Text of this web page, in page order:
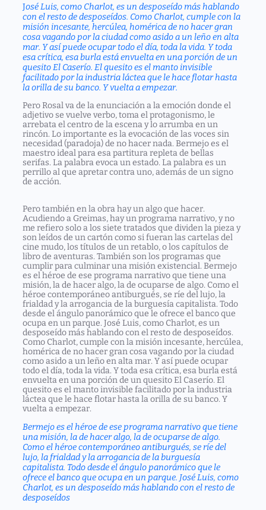
José Luis, como Charlot, es un desposeído más hablando
con el resto de desposeídos. Como Charlot, cumple con la
misión incesante, hercúlea, homérica de no hacer gran
cosa vagando por la ciudad como asido a un leño en alta
mar. Y así puede ocupar todo el día, toda la vida. Y toda
esa crítica, esa burla está envuelta en una porción de un
quesito El Caserío. El quesito es el manto invisible
facilitado por la industria láctea que le hace flotar hasta
la orilla de su banco. Y vuelta a empezar.
Pero Rosal va de la enunciación a la emoción donde el
adjetivo se vuelve verbo, toma el protagonismo, le
arrebata el centro de la escena y lo arrumba en un
rincón. Lo importante es la evocación de las voces sin
necesidad (paradoja) de no hacer nada. Bermejo es el
maestro ideal para esa partitura repleta de bellas
serifas. La palabra evoca un estado. La palabra es un
perrillo al que apretar contra uno, además de un signo
de acción.
Pero también en la obra hay un algo que hacer.
Acudiendo a Greimas, hay un programa narrativo, y no
me refiero solo a los siete tratados que dividen la pieza y
son leídos de un cartón como si fueran las cartelas del
cine mudo, los títulos de un retablo, o los capítulos de
libro de aventuras. También son los programas que
cumplir para culminar una misión existencial. Bermejo
es el héroe de ese programa narrativo que tiene una
misión, la de hacer algo, la de ocuparse de algo. Como el
héroe contemporáneo antiburgués, se ríe del lujo, la
frialdad y la arrogancia de la burguesía capitalista. Todo
desde el ángulo panorámico que le ofrece el banco que
ocupa en un parque. José Luis, como Charlot, es un
desposeído más hablando con el resto de desposeídos.
Como Charlot, cumple con la misión incesante, hercúlea,
homérica de no hacer gran cosa vagando por la ciudad
como asido a un leño en alta mar. Y así puede ocupar
todo el día, toda la vida. Y toda esa crítica, esa burla está
envuelta en una porción de un quesito El Caserío. El
quesito es el manto invisible facilitado por la industria
láctea que le hace flotar hasta la orilla de su banco. Y
vuelta a empezar.
Bermejo es el héroe de ese programa narrativo que tiene
una misión, la de hacer algo, la de ocuparse de algo.
Como el héroe contemporáneo antiburgués, se ríe del
lujo, la frialdad y la arrogancia de la burguesía
capitalista. Todo desde el ángulo panorámico que le
ofrece el banco que ocupa en un parque. José Luis, como
Charlot, es un desposeído más hablando con el resto de
desposeídos